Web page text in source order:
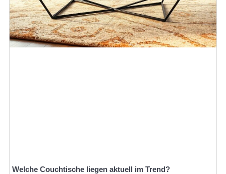
Welche Couchtische liegen aktuell im Trend?